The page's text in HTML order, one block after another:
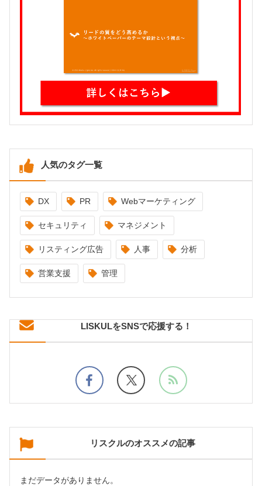
人気のタグ一覧
DX PR Webマーケティング
セキュリティ マネジメント
リスティング広告 人事 分析
営業支援 管理
LISKULをSNSで応援する！
リスクルのオススメの記事
まだデータがありません。